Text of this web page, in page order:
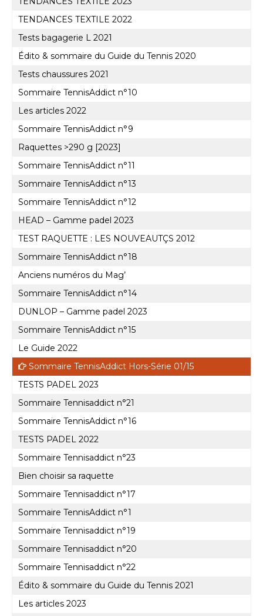
TENDANCES TEXTILE 2022
Tests bagagerie L 2021
Édito & sommaire du Guide du Tennis 2020
Tests chaussures 2021
Sommaire TennisAddict n°10
Les articles 2022
Sommaire TennisAddict n°9
Raquettes >290 g [2023]
Sommaire TennisAddict n°11
Sommaire TennisAddict n°13
Sommaire TennisAddict n°12
HEAD – Gamme padel 2023
TEST RAQUETTE : LES NOUVEAUTÇS 2012
Sommaire TennisAddict n°18
Anciens numéros du Mag’
Sommaire TennisAddict n°14
DUNLOP – Gamme padel 2023
Sommaire TennisAddict n°15
Le Guide 2022
Sommaire TennisAddict Hors-Série 01/15
TESTS PADEL 2023
Sommaire Tennisaddict n°21
Sommaire TennisAddict n°16
TESTS PADEL 2022
Sommaire Tennisaddict n°23
Bien choisir sa raquette
Sommaire Tennisaddict n°17
Sommaire TennisAddict n°1
Sommaire Tennisaddict n°19
Sommaire Tennisaddict n°20
Sommaire Tennisaddict n°22
Édito & sommaire du Guide du Tennis 2021
Les articles 2023